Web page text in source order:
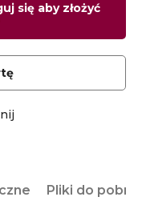
się aby złożyć
Pliki do